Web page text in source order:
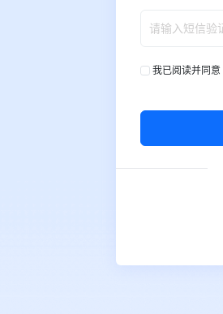
我已阅读并同意